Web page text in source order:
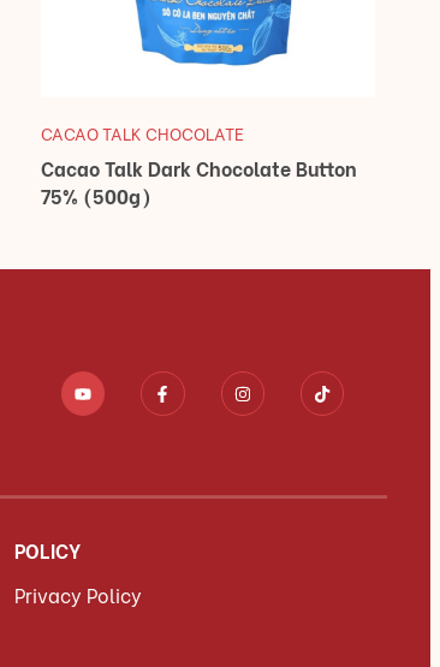
CACAO TALK CHOCOLATE
Cacao Talk Dark Chocolate Button
75% (500g)
POLICY
Privacy Policy